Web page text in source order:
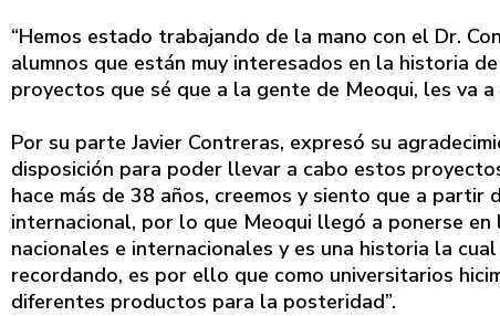
“Hemos estado trabajando de la mano con el Dr.
alumnos que están muy interesados en la historia
proyectos que sé que a la gente de Meoqui, les va
Por su parte Javier Contreras, expresó su
disposición para poder llevar a cabo estos
hace más de 38 años, creemos y siento que a
internacional, por lo que Meoqui llegó a ponerse
nacionales e internacionales y es una historia la
recordando, es por ello que como universitarios
diferentes productos para la posteridad”.